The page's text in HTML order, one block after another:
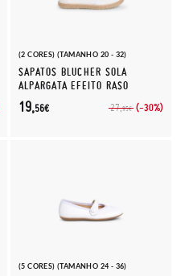
(2 CORES) (TAMANHO 20 - 32)
SAPATOS BLUCHER SOLA
ALPARGATA EFEITO RASO
27,95€ (-30%)
19,56€
(5 CORES) (TAMANHO 24 - 36)